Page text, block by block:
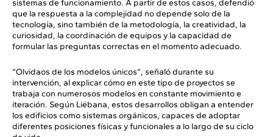
sistemas de funcionamiento. A partir de estos casos, defendió
que la respuesta a la complejidad no depende solo de la
tecnología, sino también de la metodología, la creatividad, la
curiosidad, la coordinación de equipos y la capacidad de
formular las preguntas correctas en el momento adecuado.
“Olvidaos de los modelos únicos”, señaló durante su
intervención, al explicar cómo en este tipo de proyectos se
trabaja con numerosos modelos en constante movimiento e
iteración. Según Liébana, estos desarrollos obligan a entender
los edificios como sistemas orgánicos, capaces de adoptar
diferentes posiciones físicas y funcionales a lo largo de su ciclo